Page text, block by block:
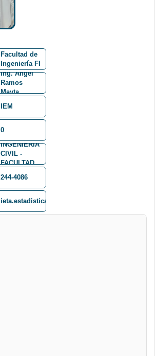
Facultad de
Ingeniería FI
Ing. Angel
Ramos
Mayta
IEM
0
CARRERA
INGENIERÍA
CIVIL -
FACULTAD
INGENIERIA
244-4086
ieta.estadistica@gmail.com